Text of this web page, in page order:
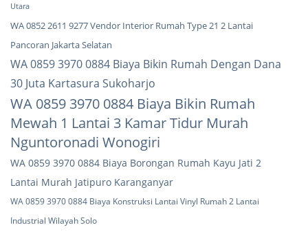
Utara
WA 0852 2611 9277 Vendor Interior Rumah Type 21 2 Lantai
Pancoran Jakarta Selatan
WA 0859 3970 0884 Biaya Bikin Rumah Dengan Dana
30 Juta Kartasura Sukoharjo
WA 0859 3970 0884 Biaya Bikin Rumah
Mewah 1 Lantai 3 Kamar Tidur Murah
Nguntoronadi Wonogiri
WA 0859 3970 0884 Biaya Borongan Rumah Kayu Jati 2
Lantai Murah Jatipuro Karanganyar
WA 0859 3970 0884 Biaya Konstruksi Lantai Vinyl Rumah 2 Lantai
Industrial Wilayah Solo